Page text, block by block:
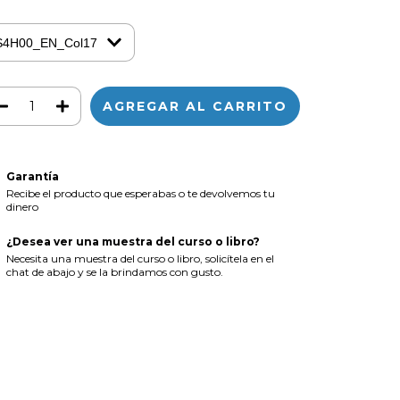
Garantía
Recibe el producto que esperabas o te devolvemos tu
dinero
¿Desea ver una muestra del curso o libro?
Necesita una muestra del curso o libro, solicítela en el
chat de abajo y se la brindamos con gusto.